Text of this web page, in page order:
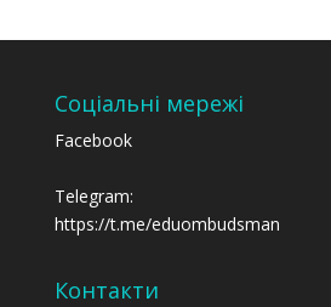
Соціальні мережі
Facebook
Telegram:
https://t.me/eduombudsman
Контакти